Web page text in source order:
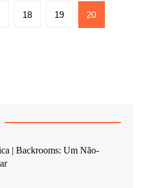
18 19 20
| Backrooms: Um Não-